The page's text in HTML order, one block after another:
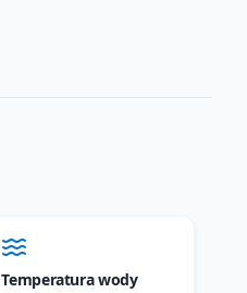
Temperatura wody